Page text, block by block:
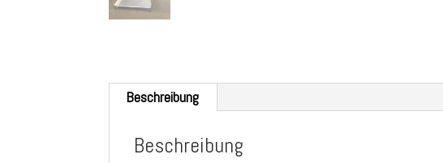
Beschreibung
Beschreibung